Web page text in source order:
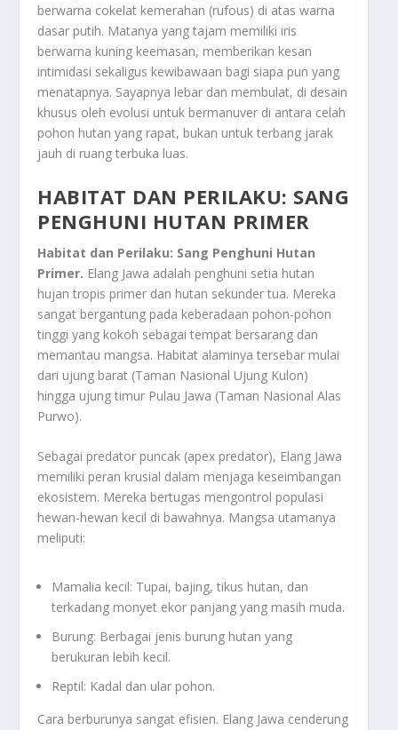
berwarna cokelat kemerahan (rufous) di atas warna
dasar putih. Matanya yang tajam memiliki iris
berwarna kuning keemasan, memberikan kesan
intimidasi sekaligus kewibawaan bagi siapa pun yang
menatapnya. Sayapnya lebar dan membulat, di desain
khusus oleh evolusi untuk bermanuver di antara celah
pohon hutan yang rapat, bukan untuk terbang jarak
jauh di ruang terbuka luas.
HABITAT DAN PERILAKU: SANG
PENGHUNI HUTAN PRIMER
Habitat dan Perilaku: Sang Penghuni Hutan
Primer. Elang Jawa adalah penghuni setia hutan
hujan tropis primer dan hutan sekunder tua. Mereka
sangat bergantung pada keberadaan pohon-pohon
tinggi yang kokoh sebagai tempat bersarang dan
memantau mangsa. Habitat alaminya tersebar mulai
dari ujung barat (Taman Nasional Ujung Kulon)
hingga ujung timur Pulau Jawa (Taman Nasional Alas
Purwo).
Sebagai predator puncak (apex predator), Elang Jawa
memiliki peran krusial dalam menjaga keseimbangan
ekosistem. Mereka bertugas mengontrol populasi
hewan-hewan kecil di bawahnya. Mangsa utamanya
meliputi:
Mamalia kecil: Tupai, bajing, tikus hutan, dan
terkadang monyet ekor panjang yang masih muda.
Burung: Berbagai jenis burung hutan yang
berukuran lebih kecil.
Reptil: Kadal dan ular pohon.
Cara berburunya sangat efisien. Elang Jawa cenderung